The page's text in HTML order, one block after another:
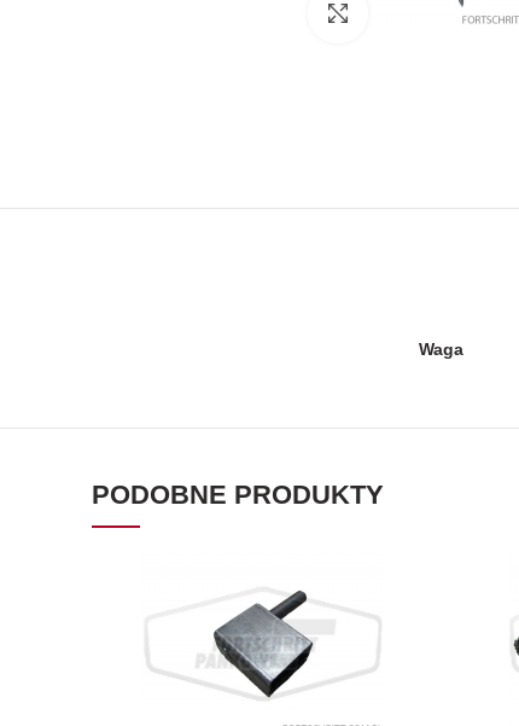
Kliknij, aby powiększyć
Waga
PODOBNE PRODUKTY